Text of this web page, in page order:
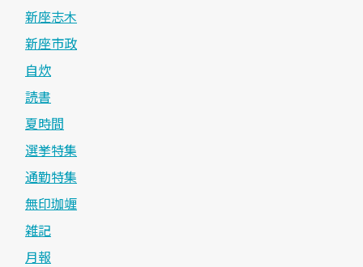
新座志木
新座市政
自炊
読書
夏時間
選挙特集
通勤特集
無印珈竰
雑記
月報